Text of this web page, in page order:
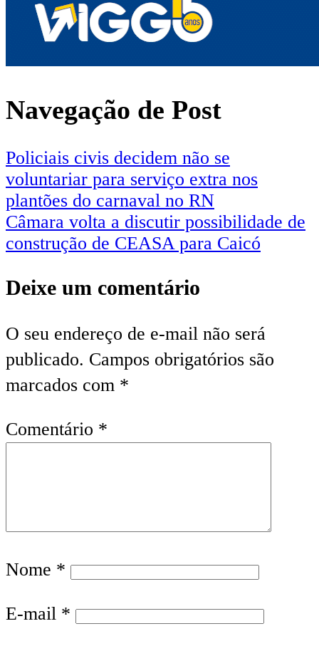
Navegação de Post
Policiais civis decidem não se
voluntariar para serviço extra nos
plantões do carnaval no RN
Câmara volta a discutir possibilidade de
construção de CEASA para Caicó
Deixe um comentário
O seu endereço de e-mail não será
publicado. Campos obrigatórios são
marcados com *
Comentário *
Nome *
E-mail *